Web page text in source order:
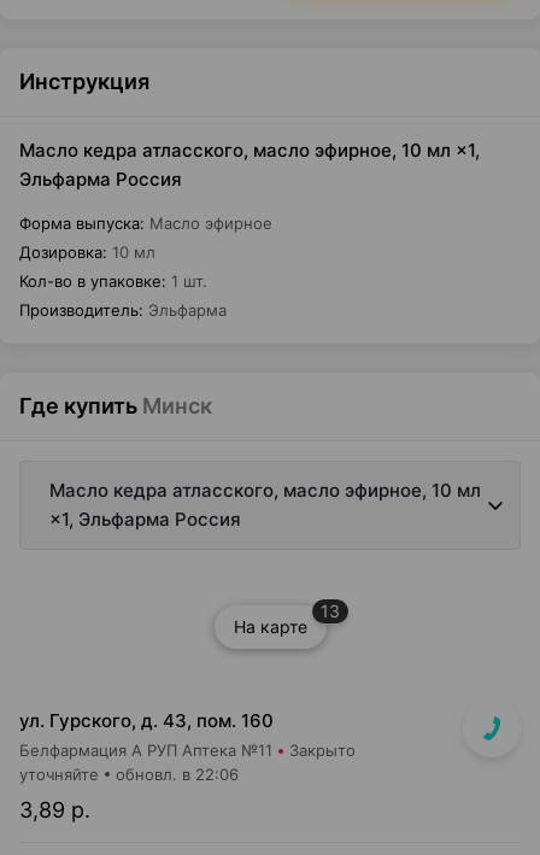
Инструкция
Масло кедра атласского, масло эфирное, 10 мл ×1,
Эльфарма Россия
Форма выпуска: Масло эфирное
Дозировка: 10 мл
Кол-во в упаковке: 1 шт.
Производитель: Эльфарма
Где купить Минск
Масло кедра атласского, масло эфирное, 10 мл
×1, Эльфарма Россия
На карте
13
ул. Гурского, д. 43, пом. 160
Белфармация А РУП Аптека №11 Закрыто
3,89 р.
уточняйте обновл. в 22:06